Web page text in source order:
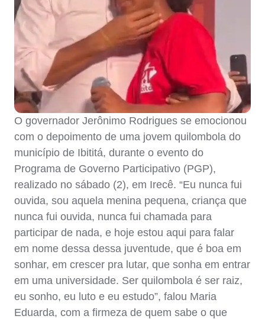
O governador Jerônimo Rodrigues se emocionou
com o depoimento de uma jovem quilombola do
município de Ibititá, durante o evento do
Programa de Governo Participativo (PGP),
realizado no sábado (2), em Irecê. “Eu nunca fui
ouvida, sou aquela menina pequena, criança que
nunca fui ouvida, nunca fui chamada para
participar de nada, e hoje estou aqui para falar
em nome dessa dessa juventude, que é boa em
sonhar, em crescer pra lutar, que sonha em entrar
em uma universidade. Ser quilombola é ser raiz,
eu sonho, eu luto e eu estudo”, falou Maria
Eduarda, com a firmeza de quem sabe o que